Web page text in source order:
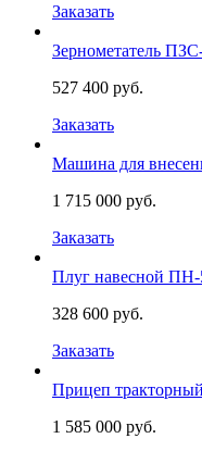
Заказать
Зернометатель
527 400 руб.
Заказать
Машина для
1 715 000 руб.
Заказать
Плуг навесной
328 600 руб.
Заказать
Прицеп
1 585 000 руб.